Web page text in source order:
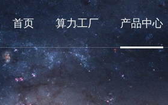
首页 算力工厂 产品中心